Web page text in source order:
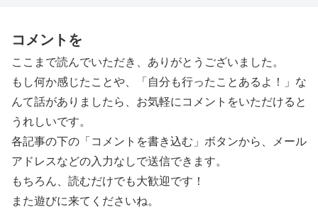
コメントを
ここまで読んでいただき、ありがとうございました。
もし何か感じたことや、「自分も行ったことあるよ！」な
んて話がありましたら、お気軽にコメントをいただけると
うれしいです。
各記事の下の「コメントを書き込む」ボタンから、メール
アドレスなどの入力なしで送信できます。
もちろん、読むだけでも大歓迎です！
また遊びに来てくださいね。